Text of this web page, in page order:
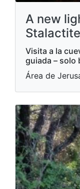
A new
Visita a la
guiada – solo
Área de